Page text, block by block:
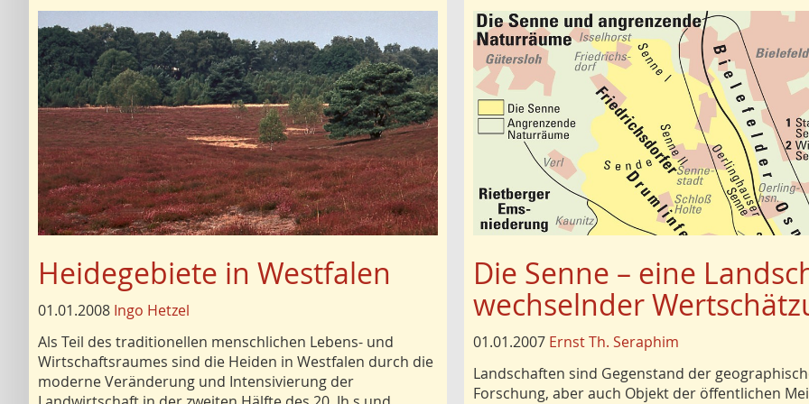
Heidegebiete in Westfalen
01.01.2008 Ingo Hetzel
Als Teil des traditionellen menschlichen Lebens- und
Wirtschaftsraumes sind die Heiden in Westfalen durch die
moderne Veränderung und Intensivierung der
Die Senne – eine
wechselnder
01.01.2007 Ernst Th. Seraphim
Landschaften sind Gegenstand der
Forschung, aber auch Objekt der öffentlichen